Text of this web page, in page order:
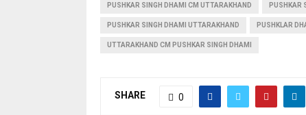
PUSHKAR SINGH DHAMI CM UTTARAKHAND PUSHKAR
PUSHKAR SINGH DHAMI UTTARAKHAND PUSHKLAR
UTTARAKHAND CM PUSHKAR SINGH DHAMI
SHARE 0